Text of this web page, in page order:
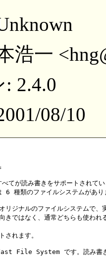
浩一
2.4.0
08/10
てが読み書きをサポートされてい
種類のファイルシステムがあり
ではなく、通常どちらも使われ